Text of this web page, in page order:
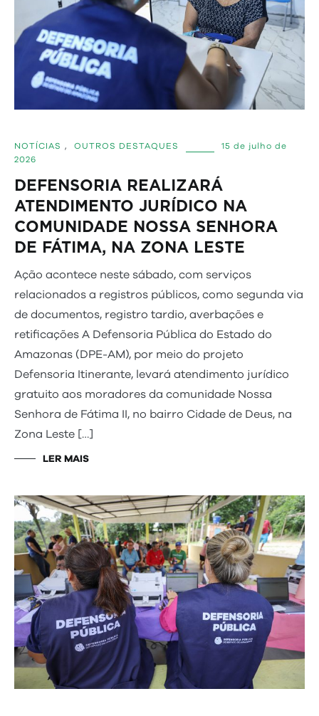
NOTÍCIAS , OUTROS DESTAQUES
15 de julho de
2026
DEFENSORIA REALIZARÁ
ATENDIMENTO JURÍDICO NA
COMUNIDADE NOSSA SENHORA
DE FÁTIMA, NA ZONA LESTE
Ação acontece neste sábado, com serviços
relacionados a registros públicos, como segunda via
de documentos, registro tardio, averbações e
retificações A Defensoria Pública do Estado do
Amazonas (DPE-AM), por meio do projeto
Defensoria Itinerante, levará atendimento jurídico
gratuito aos moradores da comunidade Nossa
Senhora de Fátima II, no bairro Cidade de Deus, na
Zona Leste […]
LER MAIS